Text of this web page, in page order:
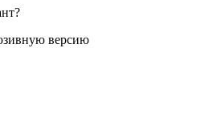
версию